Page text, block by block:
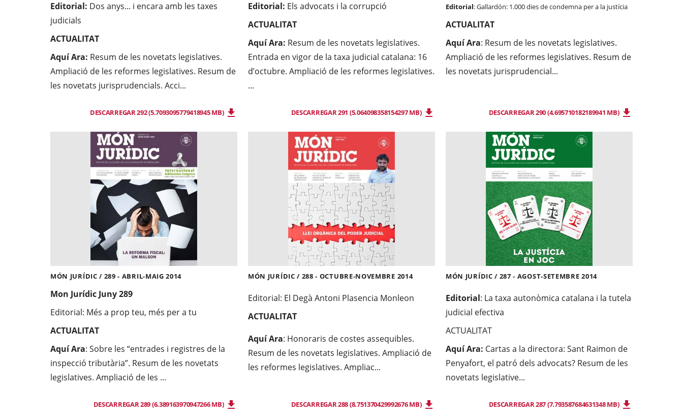
Editorial: Dos anys... i encara amb les taxes
judicials
ACTUALITAT
Aquí Ara: Resum de les novetats legislatives.
Ampliació de les reformes legislatives. Resum de
les novetats jurisprudencials. Acci...
DESCARREGAR 292 (5.7093095779418945 MB)
Editorial: Els advocats i la corrupció
ACTUALITAT
Aquí Ara: Resum de les novetats legislatives.
Entrada en vigor de la taxa judicial catalana: 16
d’octubre. Ampliació de les reformes legislatives.
...
DESCARREGAR 291 (5.064098358154297 MB)
Editorial: Gallardón: 1.000 dies de condemna per a la justícia
ACTUALITAT
Aquí Ara: Resum de les novetats legislatives.
Ampliació de les reformes legislatives. Resum de
les novetats jurisprudencial...
DESCARREGAR 290 (4.695710182189941 MB)
MÓN JURÍDIC / 289 - ABRIL-MAIG 2014
Mon Jurídic Juny 289
Editorial: Més a prop teu, més per a tu
ACTUALITAT
Aquí Ara: Sobre les “entrades i registres de la
inspecció tributària”. Resum de les novetats
legislatives. Ampliació de les ...
DESCARREGAR 289 (6.389163970947266 MB)
MÓN JURÍDIC / 288 - OCTUBRE-NOVEMBRE 2014
Editorial: El Degà Antoni Plasencia Monleon
ACTUALITAT
Aquí Ara: Honoraris de costes assequibles.
Resum de les novetats legislatives. Ampliació de
les reformes legislatives. Ampliac...
DESCARREGAR 288 (8.751370429992676 MB)
MÓN JURÍDIC / 287 - AGOST-SETEMBRE 2014
Editorial: La taxa autonòmica catalana i la tutela
judicial efectiva
ACTUALITAT
Aquí Ara: Cartas a la directora: Sant Raimon de
Penyafort, el patró dels advocats? Resum de les
novetats legislative...
DESCARREGAR 287 (7.793587684631348 MB)